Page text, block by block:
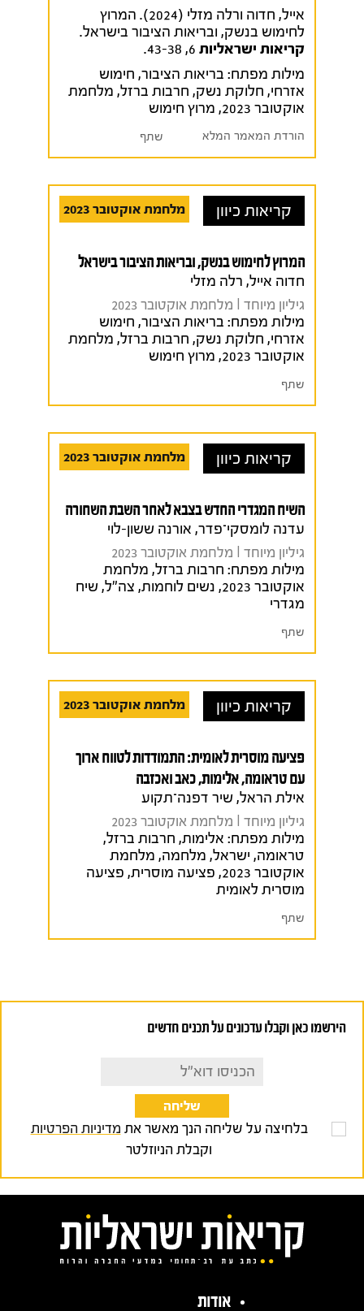
אייל, חדוה ורלה מזלי (2024). המרוץ
לחימוש בנשק, ובריאות הציבור בישראל.
קריאות ישראליות
מילות מפתח: בריאות הציבור, חימוש
אזרחי, חלוקת נשק, חרבות ברזל, מלחמת
אוקטובר 2023
, מרוץ חימוש
הורדת המאמר המלא שתף
מלחמת אוקטובר 2023 קריאות כיוון
המרוץ לחימוש בנשק, ובריאות הציבור בישראל
חדוה אייל, רלה מזלי
גיליון מיוחד I מלחמת אוקטובר 2023
מילות מפתח: בריאות הציבור, חימוש
אזרחי, חלוקת נשק, חרבות ברזל, מלחמת
אוקטובר 2023
, מרוץ חימוש
שתף
מלחמת אוקטובר 2023 קריאות כיוון
השיח המגדרי החדש בצבא לאחר השבת השחורה
עדנה לומסקי־פדר, אורנה ששון-לוי
גיליון מיוחד I מלחמת אוקטובר 2023
מילות מפתח: חרבות ברזל, מלחמת
אוקטובר 2023
, נשים לוחמות, צה"ל,שיח
מגדרי
שתף
מלחמת אוקטובר 2023 קריאות כיוון
פציעה מוסרית לאומית: התמודדות לטווח ארוך
עם טראומה, אלימות, כאב ואכזבה
אילת הראל, שיר דפנה־תקוע
גיליון מיוחד I מלחמת אוקטובר 2023
מילות מפתח: אלימות, חרבות ברזל,
טראומה, ישראל, מלחמה, מלחמת
אוקטובר 2023
, פציעה מוסרית, פציעה
מוסרית לאומית
שתף
הירשמו כאן וקבלו עדכונים על תכנים חדשים
בלחיצה על שליחה הנך מאשר את מדיניות הפרטיות
וקבלת הניוזלטר
אודות